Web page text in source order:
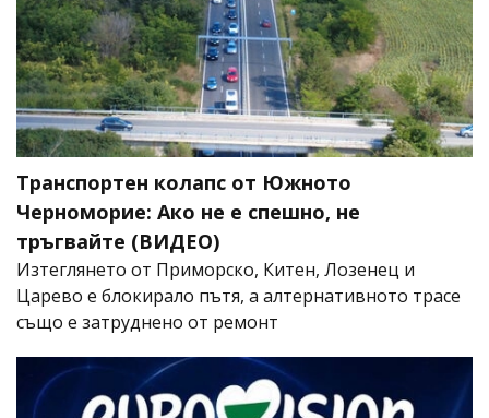
Транспортен колапс от Южното
Черноморие: Ако не е спешно, не
тръгвайте (ВИДЕО)
Изтеглянето от Приморско, Китен, Лозенец и
Царево е блокирало пътя, а алтернативното трасе
също е затруднено от ремонт